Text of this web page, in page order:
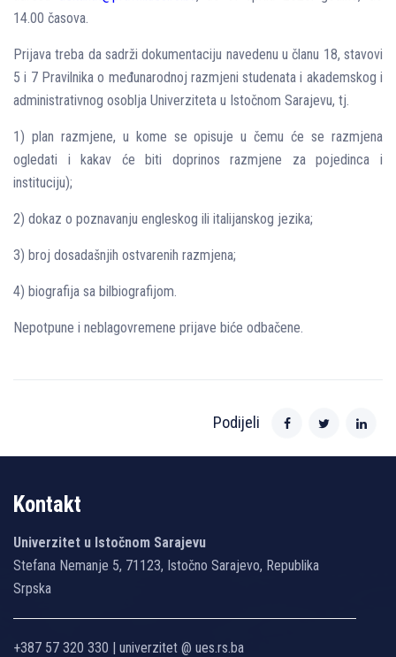
14.00 časova.
Prijava treba da sadrži dokumentaciju navedenu u članu 18, stavovi
5 i 7 Pravilnika o međunarodnoj razmjeni studenata i akademskog i
administrativnog osoblјa Univerziteta u Istočnom Sarajevu, tj.
1) plan razmjene, u kome se opisuje u čemu će se razmjena
ogledati i kakav će biti doprinos razmjene za pojedinca i
instituciju);
2) dokaz o poznavanju engleskog ili italijanskog jezika;
3) broj dosadašnjih ostvarenih razmjena;
4) biografija sa bilbiografijom.
Nepotpune i neblagovremene prijave biće odbačene.
Podijeli
Kontakt
Univerzitet u Istočnom Sarajevu
Stefana Nemanje 5, 71123, Istočno Sarajevo, Republika
Srpska
+387 57 320 330 | univerzitet @ ues.rs.ba